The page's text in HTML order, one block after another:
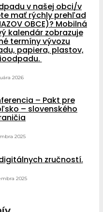
v našej obci/v
mať rýchly prehľad
OBCE)? Mobilná
kalendár zobrazuje
termíny vývozu
papiera, plastov,
2026
– Pakt pre
– slovenského
2025
zručností.
2025